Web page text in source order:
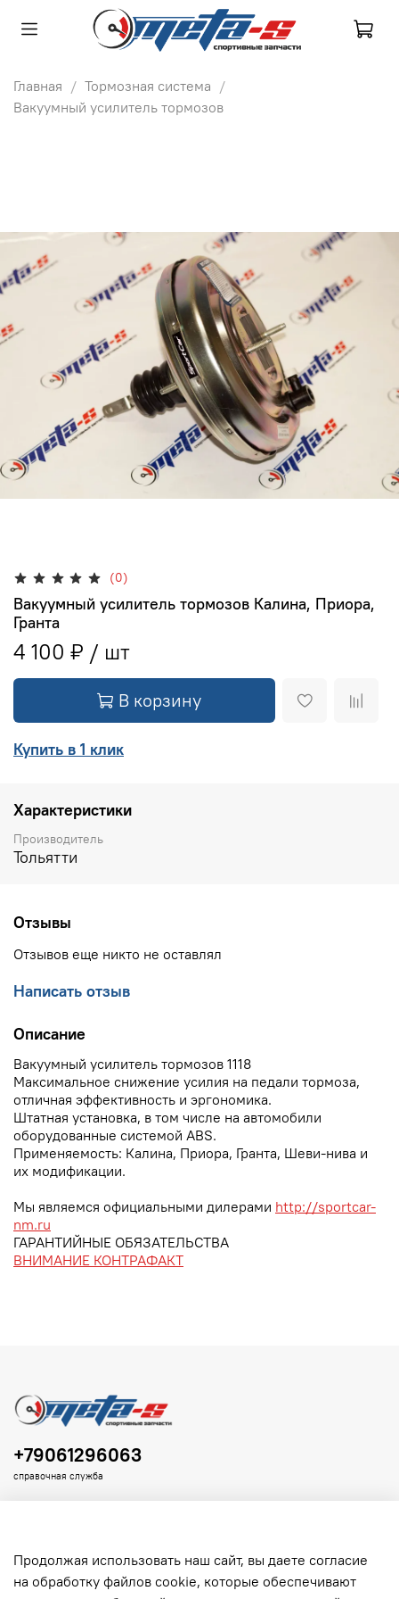
Главная
Тормозная система
Вакуумный усилитель тормозов
(0)
Вакуумный усилитель тормозов Калина, Приора,
Гранта
4 100 ₽
В корзину
Купить в 1 клик
Характеристики
Производитель
Тольятти
Отзывы
Отзывов еще никто не оставлял
Написать отзыв
Описание
Вакуумный усилитель тормозов 1118
Максимальное снижение усилия на педали тормоза,
отличная эффективность и эргономика.
Штатная установка, в том числе на автомобили
оборудованные системой ABS.
Применяемость: Калина, Приора, Гранта, Шеви-нива и
их модификации.
Мы являемся официальными дилерами http://sportcar-
nm.ru
ГАРАНТИЙНЫЕ ОБЯЗАТЕЛЬСТВА
ВНИМАНИЕ КОНТРАФАКТ
Клиенту
+79061296063
справочная служба
Продолжая использовать наш сайт, вы даете согласие
на обработку файлов cookie, которые обеспечивают